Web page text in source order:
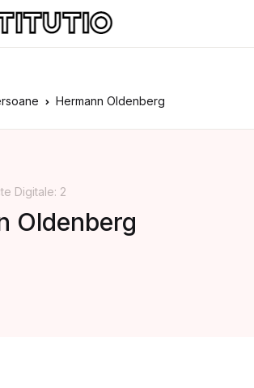
Hermann Oldenberg
Digitale: 2
Oldenberg